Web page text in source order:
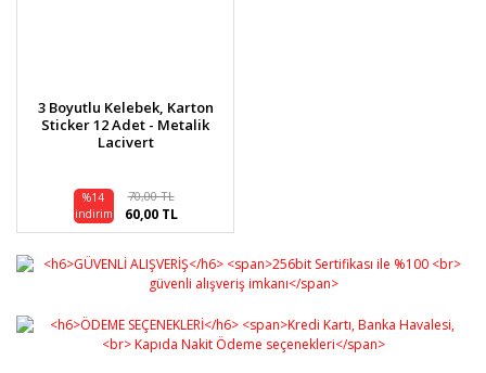
3 Boyutlu Kelebek, Karton
Sticker 12 Adet - Metalik
Lacivert
%14
indirim
70,00 TL
60,00 TL